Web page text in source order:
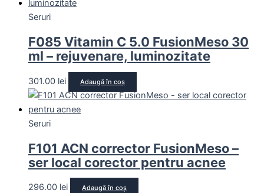
Seruri
F085 Vitamin C 5.0 FusionMeso 30
ml – rejuvenare, luminozitate
301.00 lei Adaugă în coș
Seruri
F101 ACN corrector FusionMeso –
ser local corector pentru acnee
296.00 lei Adaugă în coș